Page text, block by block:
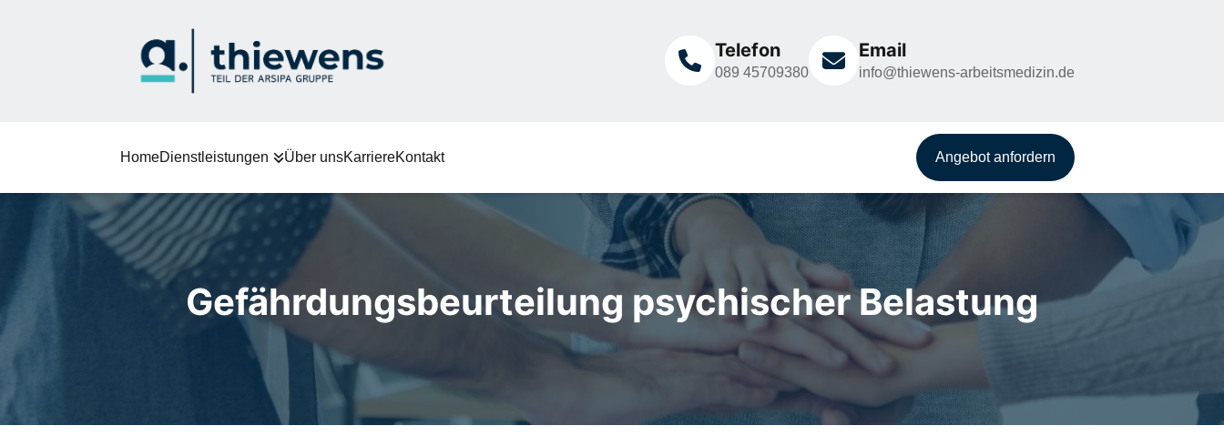
Telefon
089 45709380
Email
info@thiewens-arbeitsmedizin.de
HomeDienstleistungen Über unsKarriereKontakt Angebot anfordern
Gefährdungsbeurteilung psychischer Belastung